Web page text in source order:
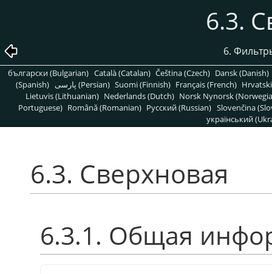
6.3.
6.
български (Bulgarian) Català (Catalan) Čeština (Czech) Dansk (Danish)
(Spanish)
پارسی (Persian) Suomi (Finnish) Français (French)
Lietuvis (Lithuanian) Nederlands (Dutch) Norsk Nynorsk
Portuguese) Română (Romanian) Pусский (Russian) Slovenčina
український
6.3. Сверхновая
6.3.1. Общая